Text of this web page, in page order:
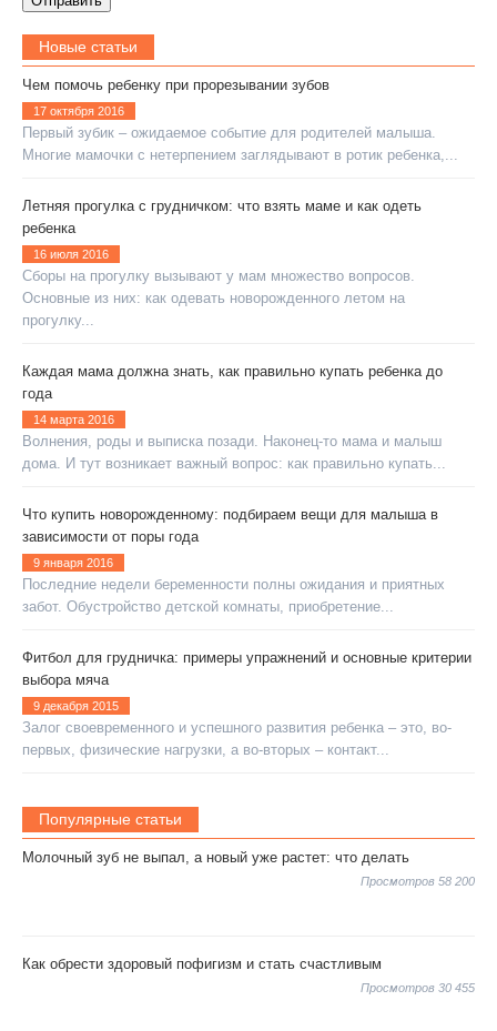
Новые статьи
Чем помочь ребенку при прорезывании зубов
17 октября 2016
Первый зубик – ожидаемое событие для родителей малыша.
Многие мамочки с нетерпением заглядывают в ротик ребенка,...
Летняя прогулка с грудничком: что взять маме и как одеть
ребенка
16 июля 2016
Сборы на прогулку вызывают у мам множество вопросов.
Основные из них: как одевать новорожденного летом на
прогулку...
Каждая мама должна знать, как правильно купать ребенка до
года
14 марта 2016
Волнения, роды и выписка позади. Наконец-то мама и малыш
дома. И тут возникает важный вопрос: как правильно купать...
Что купить новорожденному: подбираем вещи для малыша в
зависимости от поры года
9 января 2016
Последние недели беременности полны ожидания и приятных
забот. Обустройство детской комнаты, приобретение...
Фитбол для грудничка: примеры упражнений и основные критерии
выбора мяча
9 декабря 2015
Залог своевременного и успешного развития ребенка – это, во-
первых, физические нагрузки, а во-вторых – контакт...
Популярные статьи
Молочный зуб не выпал, а новый уже растет: что делать
Просмотров 58 200
Как обрести здоровый пофигизм и стать счастливым
Просмотров 30 455